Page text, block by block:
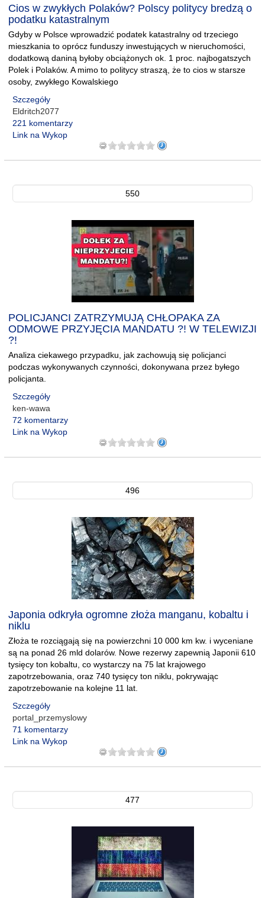
Cios w zwykłych Polaków? Polscy politycy bredzą o
podatku katastralnym
Gdyby w Polsce wprowadzić podatek katastralny od trzeciego
mieszkania to oprócz funduszy inwestujących w nieruchomości,
dodatkową daniną byłoby obciążonych ok. 1 proc. najbogatszych
Polek i Polaków. A mimo to politycy straszą, że to cios w starsze
osoby, zwykłego Kowalskiego
Szczegóły
Eldritch2077
221 komentarzy
Link na Wykop
550
POLICJANCI ZATRZYMUJĄ CHŁOPAKA ZA
ODMOWE PRZYJĘCIA MANDATU ?! W TELEWIZJI
?!
Analiza ciekawego przypadku, jak zachowują się policjanci
podczas wykonywanych czynności, dokonywana przez byłego
policjanta.
Szczegóły
ken-wawa
72 komentarzy
Link na Wykop
496
Japonia odkryła ogromne złoża manganu, kobaltu i
niklu
Złoża te rozciągają się na powierzchni 10 000 km kw. i wyceniane
są na ponad 26 mld dolarów. Nowe rezerwy zapewnią Japonii 610
tysięcy ton kobaltu, co wystarczy na 75 lat krajowego
zapotrzebowania, oraz 740 tysięcy ton niklu, pokrywając
zapotrzebowanie na kolejne 11 lat.
Szczegóły
portal_przemyslowy
71 komentarzy
Link na Wykop
477